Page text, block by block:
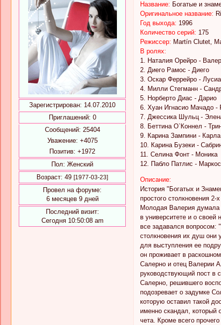
Зарегистрирован: 14.07.2010
Приглашений: 0
Сообщений: 25404
Уважение: +4075
Позитив: +1972
Пол: Женский
Возраст: 49 [1977-03-23]
Провел на форуме:
6 месяцев 9 дней
Последний визит:
Сегодня 10:50:08 am
Название: Богатые и
Оригинальное название:
Год выхода: 1996
Количество серий: 175
Режиссер: Martín Clutet,
В ролях:
1. Наталия Орейро -
2. Диего Рамос - Диего
3. Оскар Феррейро -
4. Милли Стегманн -
5. Норберто Диас - Дарио
6. Хуан Игнасио Мачадо -
7. Джессика Шульц -
8. Беттина О`Коннел -
9. Карина Зампини - Карла
10. Карина Бузеки -
11. Селина Фонт - Моника
12. Пабло Патлис - Маркос
Описание:
История "Богатых и
простого столкновения
Молодая Валерия думала
в университете и о
все задавался вопросом:
столкновения их душ они
для выступления ее
он проживает в
Салерно и отец Валерии
руководствующий пост в
Салерно, решившего
подозревает о задумке
которую оставил такой
именно скандал, который
чета. Кроме всего